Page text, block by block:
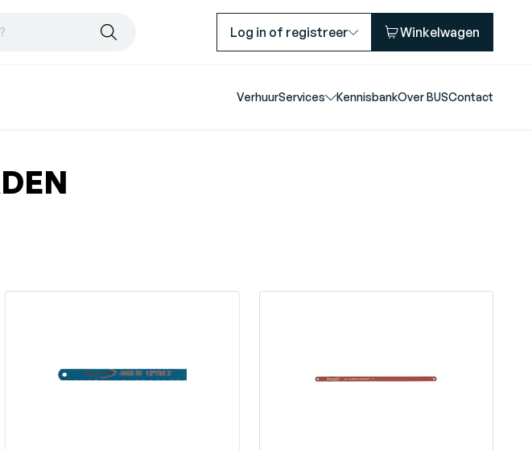
Log in of registreer Winkelwagen
VerhuurServices KennisbankOver BUSContact